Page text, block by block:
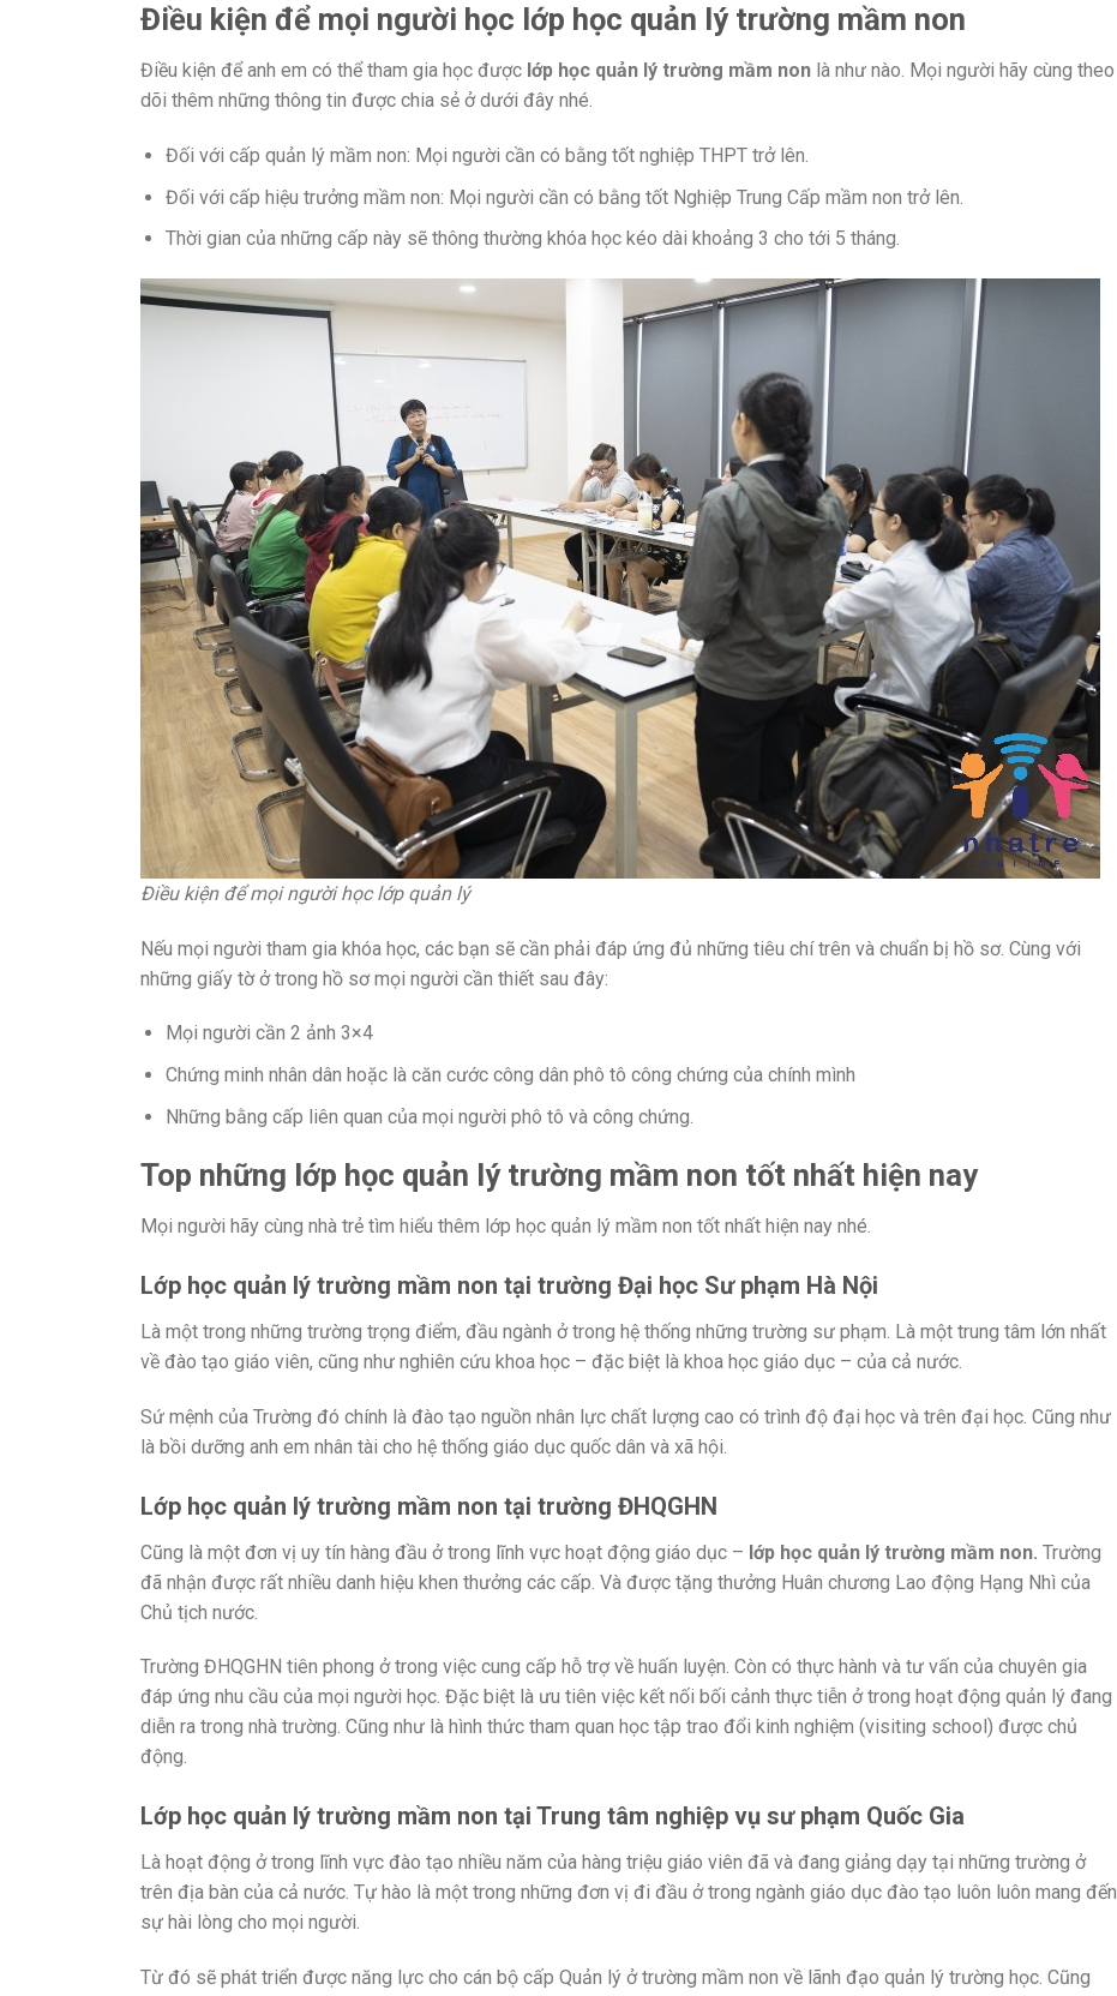
Điều kiện để mọi người học lớp học quản lý trường mầm non
Điều kiện để anh em có thể tham gia học được lớp học quản lý trường mầm non là như nào. Mọi người hãy cùng theo
dõi thêm những thông tin được chia sẻ ở dưới đây nhé.
Đối với cấp quản lý mầm non: Mọi người cần có bằng tốt nghiệp THPT trở lên.
Đối với cấp hiệu trưởng mầm non: Mọi người cần có bằng tốt Nghiệp Trung Cấp mầm non trở lên.
Thời gian của những cấp này sẽ thông thường khóa học kéo dài khoảng 3 cho tới 5 tháng.
Điều kiện để mọi người học lớp quản lý
Nếu mọi người tham gia khóa học, các bạn sẽ cần phải đáp ứng đủ những tiêu chí trên và chuẩn bị hồ sơ. Cùng với
những giấy tờ ở trong hồ sơ mọi người cần thiết sau đây:
Mọi người cần 2 ảnh 3×4
Chứng minh nhân dân hoặc là căn cước công dân phô tô công chứng của chính mình
Những bằng cấp liên quan của mọi người phô tô và công chứng.
Top những lớp học quản lý trường mầm non tốt nhất hiện nay
Mọi người hãy cùng nhà trẻ tìm hiểu thêm lớp học quản lý mầm non tốt nhất hiện nay nhé.
Lớp học quản lý trường mầm non tại trường Đại học Sư phạm Hà Nội
Là một trong những trường trọng điểm, đầu ngành ở trong hệ thống những trường sư phạm. Là một trung tâm lớn nhất
về đào tạo giáo viên, cũng như nghiên cứu khoa học – đặc biệt là khoa học giáo dục – của cả nước.
Sứ mệnh của Trường đó chính là đào tạo nguồn nhân lực chất lượng cao có trình độ đại học và trên đại học. Cũng như
là bồi dưỡng anh em nhân tài cho hệ thống giáo dục quốc dân và xã hội.
Lớp học quản lý trường mầm non tại trường ĐHQGHN
Cũng là một đơn vị uy tín hàng đầu ở trong lĩnh vực hoạt động giáo dục – lớp học quản lý trường mầm non. Trường
đã nhận được rất nhiều danh hiệu khen thưởng các cấp. Và được tặng thưởng Huân chương Lao động Hạng Nhì của
Chủ tịch nước.
Trường ĐHQGHN tiên phong ở trong việc cung cấp hỗ trợ về huấn luyện. Còn có thực hành và tư vấn của chuyên gia
đáp ứng nhu cầu của mọi người học. Đặc biệt là ưu tiên việc kết nối bối cảnh thực tiễn ở trong hoạt động quản lý đang
diễn ra trong nhà trường. Cũng như là hình thức tham quan học tập trao đổi kinh nghiệm (visiting school) được chủ
động.
Lớp học quản lý trường mầm non tại Trung tâm nghiệp vụ sư phạm Quốc Gia
Là hoạt động ở trong lĩnh vực đào tạo nhiều năm của hàng triệu giáo viên đã và đang giảng dạy tại những trường ở
trên địa bàn của cả nước. Tự hào là một trong những đơn vị đi đầu ở trong ngành giáo dục đào tạo luôn luôn mang đến
sự hài lòng cho mọi người.
Từ đó sẽ phát triển được năng lực cho cán bộ cấp Quản lý ở trường mầm non về lãnh đạo quản lý trường học. Cũng